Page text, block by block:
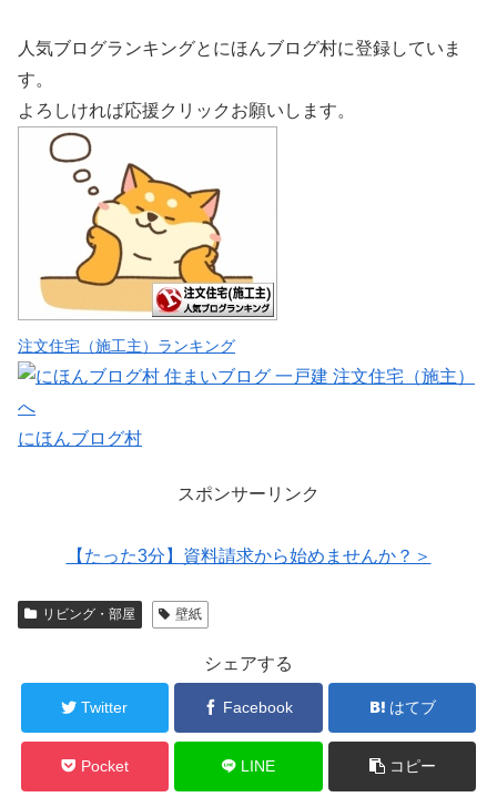
人気ブログランキングとにほんブログ村に登録していま
す。
よろしければ応援クリックお願いします。
注文住宅（施工主）ランキング
にほんブログ村
スポンサーリンク
【たった3分】資料請求から始めませんか？＞
リビング・部屋 壁紙
シェアする
Twitter Facebook はてブ
Pocket LINE コピー